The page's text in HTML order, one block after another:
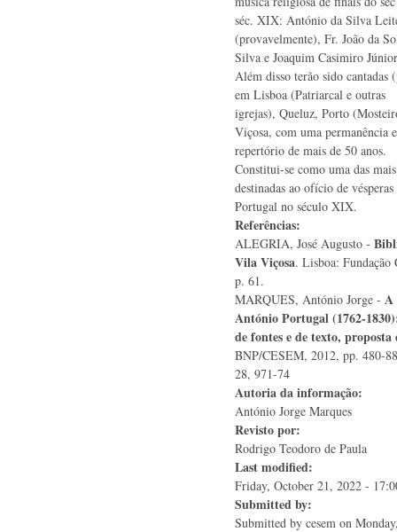
séc. XIX: António da Silva
(provavelmente), Fr. João da
Silva e Joaquim Casimiro
Além disso terão sido cantadas
em Lisboa (Patriarcal e outras
igrejas), Queluz, Porto
Viçosa, com uma permanência
repertório de mais de 50 anos.
Constitui-se como uma das
destinadas ao ofício de vésperas
Portugal no século XIX.
Referências:
ALEGRIA, José Augusto -
Vila Viçosa. Lisboa: Fundação
p. 61.
MARQUES, António Jorge - A
António Portugal (1762-
de fontes e de texto,
BNP/CESEM, 2012, pp. 480-
28, 971-74
Autoria da informação:
António Jorge Marques
Revisto por:
Rodrigo Teodoro de Paula
Last modified:
Friday, October 21, 2022 -
Submitted by:
Submitted by cesem on